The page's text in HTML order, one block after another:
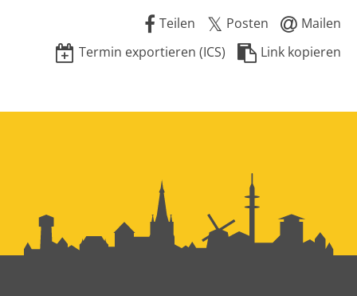
Teilen
Posten
Mailen
Termin exportieren (ICS)
Link kopieren